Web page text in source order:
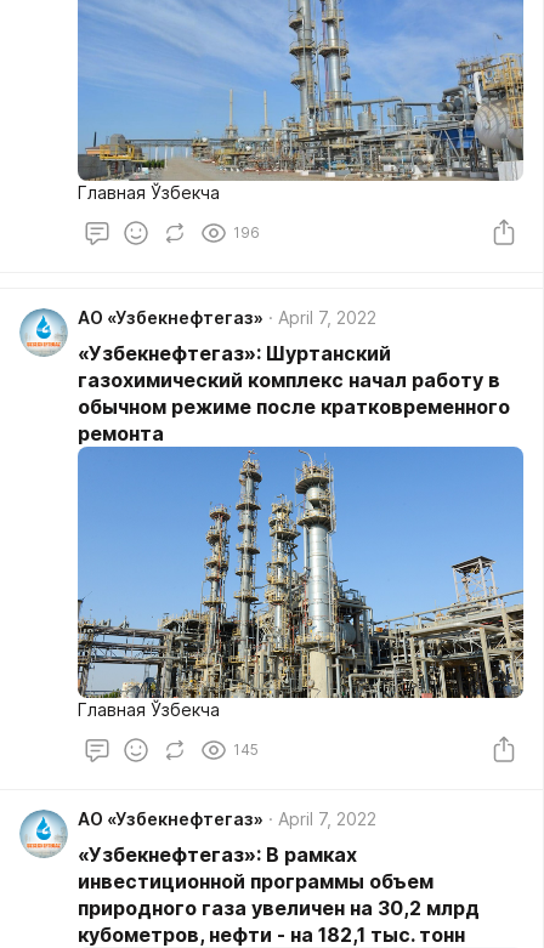
Главная Ўзбекча
196
АО «Узбекнефтегаз» April 7, 2022
«Узбекнефтегаз»: Шуртанский
газохимический комплекс начал работу в
обычном режиме после кратковременного
ремонта
Главная Ўзбекча
145
АО «Узбекнефтегаз» April 7, 2022
«Узбекнефтегаз»: В рамках
инвестиционной программы объем
природного газа увеличен на 30,2 млрд
кубометров, нефти - на 182,1 тыс. тонн